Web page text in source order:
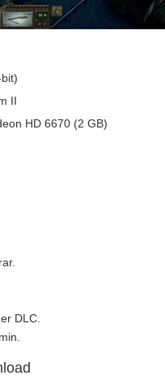
II
HD 6670 (2 GB)
DLC.